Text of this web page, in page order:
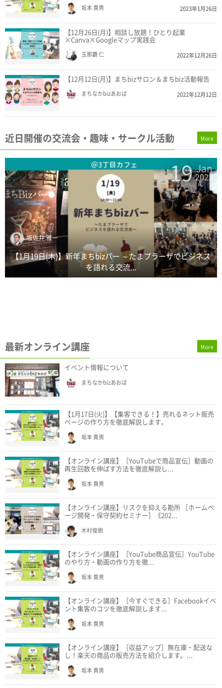
坂本 貴男 2023年1月26日
【12月26日(月)】相談し放題！ひとり起業
×Canva×Googleマップ実践会
玉那覇 仁 2022年12月26日
【12月12日(月)】まちbizサロン＆まちbiz活動報告
まちなかbizあおば 2022年12月12日
近日開催の交流会・趣味・サークル活動
19 Jan
2023
坂佐井 雅一
【1月19日(木)】新年まちbizバー ～たまプラーザでビジネス
を語れる交流...
More
最新オンライン講座
イベント情報について
まちなかbizあおば
【1月17日(火)】【集客できる！】売れるネット販売
ページの作り方を徹底解説します。
坂本 貴男
【オンライン講座】［YouTubeで商品宣伝］動画の
再生回数を伸ばす方法を徹底解説し...
坂本 貴男
【オンライン講座】リスクを抑える勘所 ［ホームペ
ージ開発・保守契約セミナー］《202...
木村俊樹
【オンライン講座】［YouTube商品宣伝］YouTube
のやり方・動画の作り方を徹...
坂本 貴男
【オンライン講座】［今すぐできる］Facebookイベ
ント集客のコツを徹底解説します...
坂本 貴男
【オンライン講座】［収益アップ］無在庫・配送な
し！楽天の商品の販売方法を紹介します。...
坂本 貴男
More